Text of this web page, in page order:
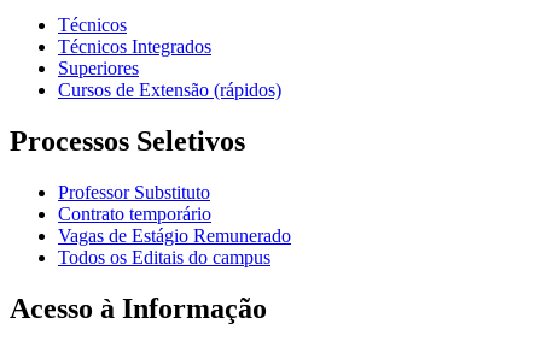
Técnicos
Técnicos Integrados
Superiores
Cursos de Extensão (rápidos)
Processos Seletivos
Professor Substituto
Contrato temporário
Vagas de Estágio Remunerado
Todos os Editais do campus
Acesso à Informação